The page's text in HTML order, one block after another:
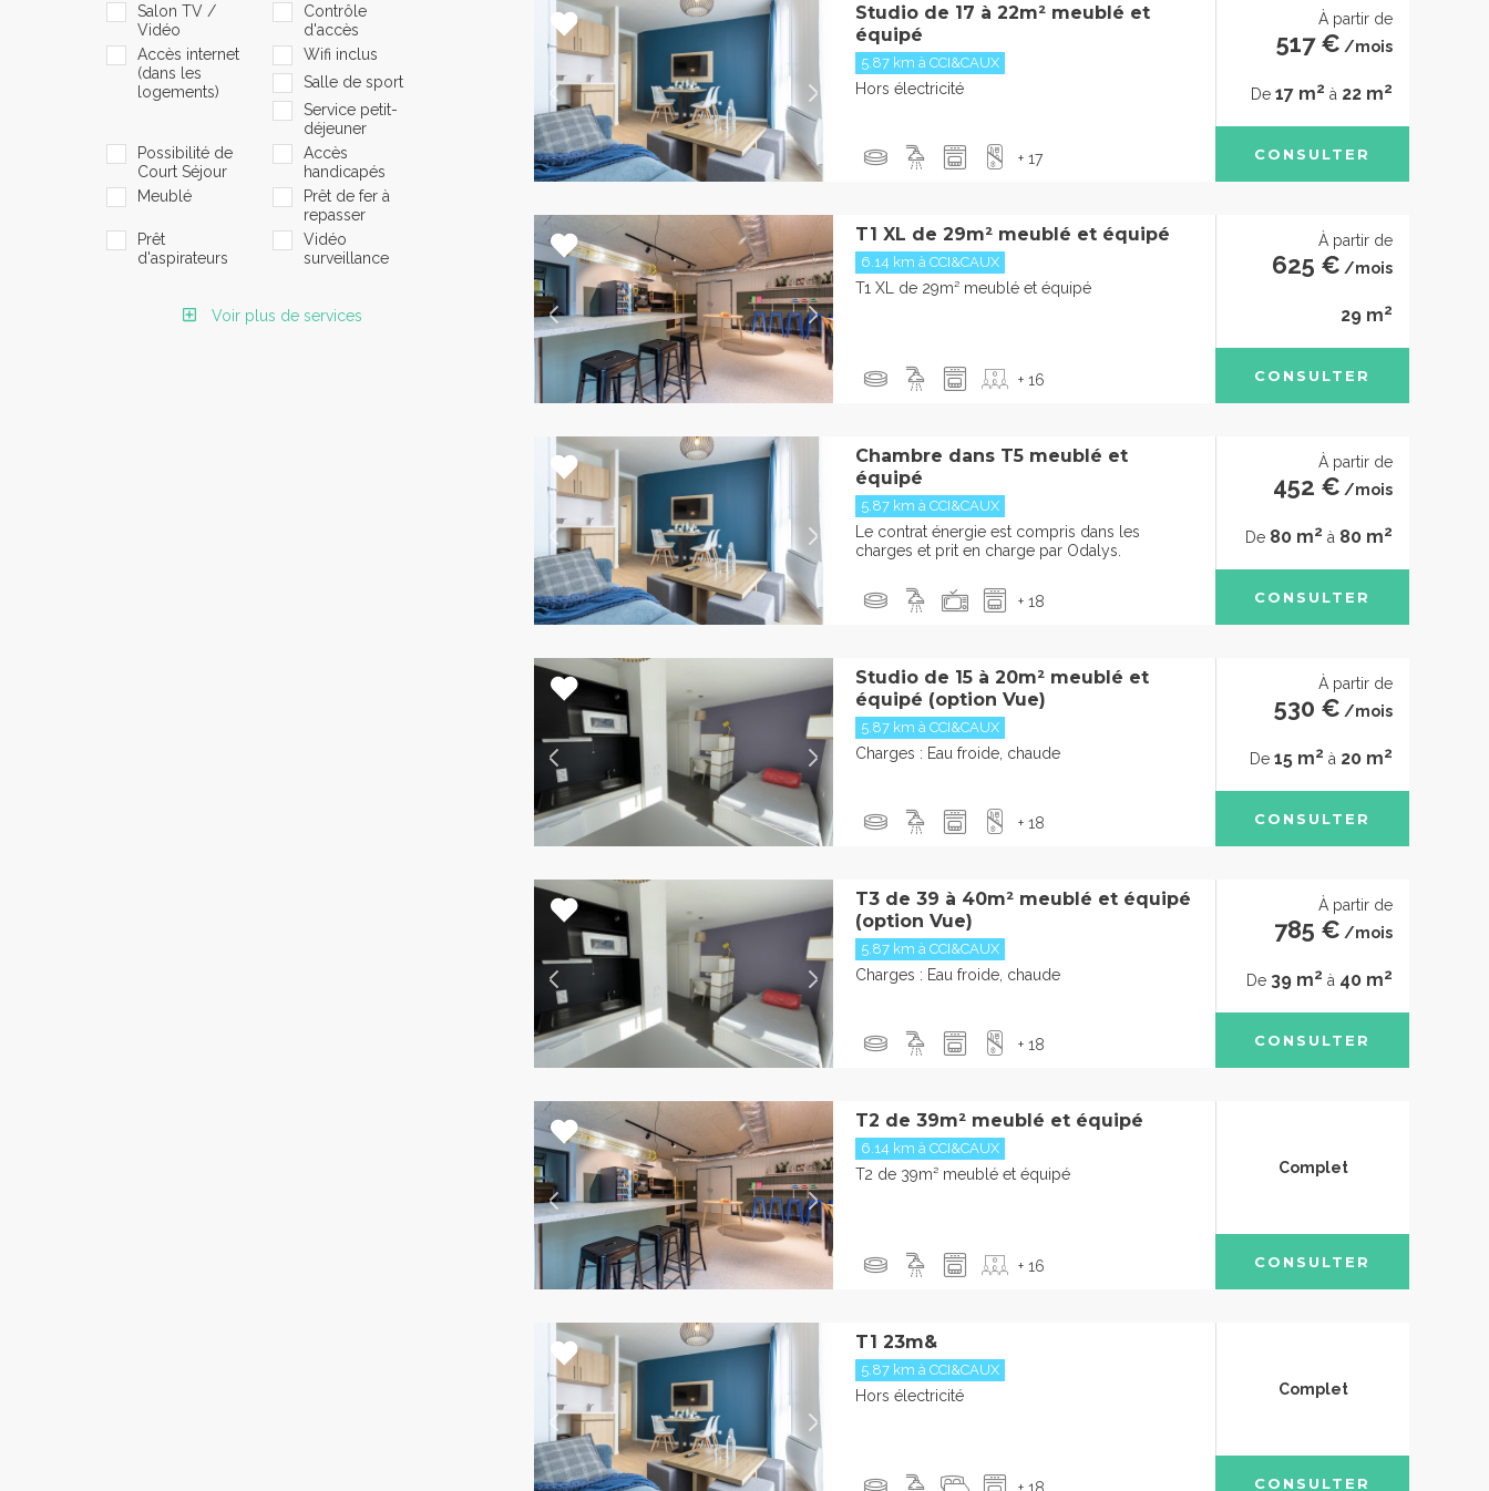
Studio de 17 à 22m² meublé et
équipé
5.87 km à CCI&CAUX
Hors électricité
+ 17
À partir de
517 € /mois
De 17 m2 à 22 m2
CONSULTER
T1 XL de 29m² meublé et équipé
6.14 km à CCI&CAUX
T1 XL de 29m² meublé et équipé
+ 16
À partir de
625 € /mois
29 m2
CONSULTER
Chambre dans T5 meublé et
équipé
5.87 km à CCI&CAUX
Le contrat énergie est compris dans les
charges et prit en charge par Odalys.
+ 18
À partir de
452 € /mois
De 80 m2 à 80 m2
CONSULTER
Studio de 15 à 20m² meublé et
équipé (option Vue)
5.87 km à CCI&CAUX
Charges : Eau froide, chaude
+ 18
À partir de
530 € /mois
De 15 m2 à 20 m2
CONSULTER
T3 de 39 à 40m² meublé et équipé
(option Vue)
5.87 km à CCI&CAUX
Charges : Eau froide, chaude
+ 18
À partir de
785 € /mois
De 39 m2 à 40 m2
CONSULTER
T2 de 39m² meublé et équipé
6.14 km à CCI&CAUX
T2 de 39m² meublé et équipé
+ 16
Complet
CONSULTER
T1 23m&
5.87 km à CCI&CAUX
Hors électricité
+ 18
Complet
CONSULTER
Salon TV /
Vidéo
Contrôle
d'accès
Accès internet
(dans les
logements)
Wifi inclus
Salle de sport
Service petit-
déjeuner
Possibilité de
Court Séjour
Accès
handicapés
Meublé
Prêt de fer à
repasser
Prêt
d'aspirateurs
Vidéo
surveillance
Voir plus de services